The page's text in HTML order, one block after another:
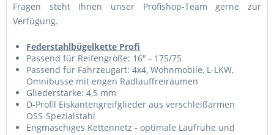
Fragen steht Ihnen unser Profishop-Team gerne zur
Verfügung.
Federstahlbügelkette Profi
Passend für Reifengröße: 16" - 175/75
Passend für Fahrzeugart: 4x4, Wohnmobile, L-LKW,
Omnibusse mit engen Radlauffreiräumen
Gliederstärke: 4,5 mm
D-Profil Eiskantengreifglieder aus verschleißarmen
OSS-Spezialstahl
Engmaschiges Kettennetz - optimale Laufruhe und